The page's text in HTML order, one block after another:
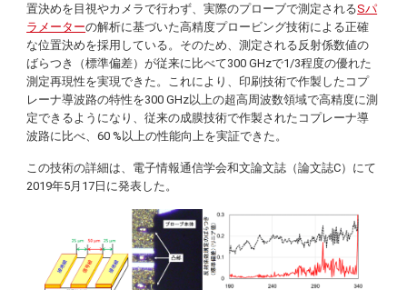
置決めを目視やカメラで行わず、実際のプローブで測定されるSパ
ラメーターの解析に基づいた高精度プロービング技術による正確
な位置決めを採用している。そのため、測定される反射係数値の
ばらつき（標準偏差）が従来に比べて300 GHzで1/3程度の優れた
測定再現性を実現できた。これにより、印刷技術で作製したコプ
レーナ導波路の特性を300 GHz以上の超高周波数領域で高精度に測
定できるようになり、従来の成膜技術で作製されたコプレーナ導
波路に比べ、60 %以上の性能向上を実証できた。
この技術の詳細は、電子情報通信学会和文論文誌（論文誌C）にて
2019年5月17日に発表した。